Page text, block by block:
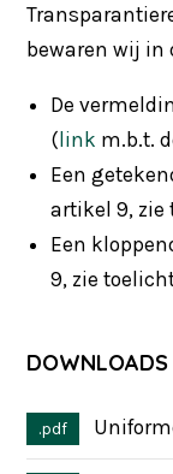
bewaren wij in
De
( link m.b.t.
Een
artikel 9,
Een
9, zie